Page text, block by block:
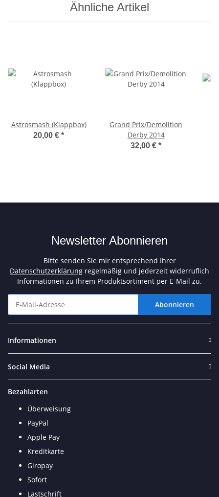
Ähnliche Artikel
Astrosmash (Klappbox)
20,00 € *
Grand Prix/Demolition
Derby 2014
32,00 € *
Newsletter Abonnieren
Bitte senden Sie mir entsprechend Ihrer
Datenschutzerklärung regelmäßig und jederzeit widerruflich
Informationen zu Ihrem Produktsortiment per E-Mail zu.
Abonnieren
Informationen
Social Media
Bezahlarten
Überweisung
PayPal
Apple Pay
Kreditkarte
Giropay
Sofort
Lastschrift